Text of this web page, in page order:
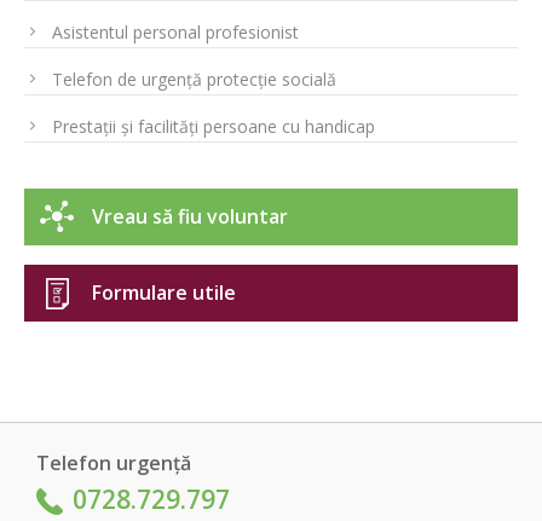
Asistentul personal profesionist
Telefon de urgență protecție socială
Prestații și facilități persoane cu handicap
Vreau să fiu voluntar
Formulare utile
Telefon urgență
0728.729.797